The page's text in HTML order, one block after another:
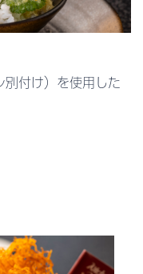
別付け）を使用した